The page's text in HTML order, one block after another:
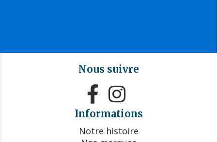
Nous suivre
 
Informations
Notre histoire